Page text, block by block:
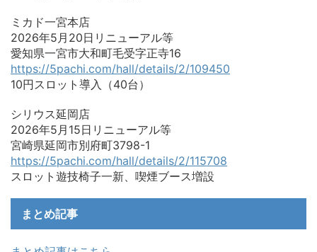
ミカド一宮本店
2026年5月20日リニューアル等
愛知県一宮市大和町毛受字正寺16
https://5pachi.com/hall/details/2/109450
10円スロット導入（40台）
シリウス延岡店
2026年5月15日リニューアル等
宮崎県延岡市別府町3798-1
https://5pachi.com/hall/details/2/115708
スロット遊技椅子一新、喫煙ブース増設
まとめ記事